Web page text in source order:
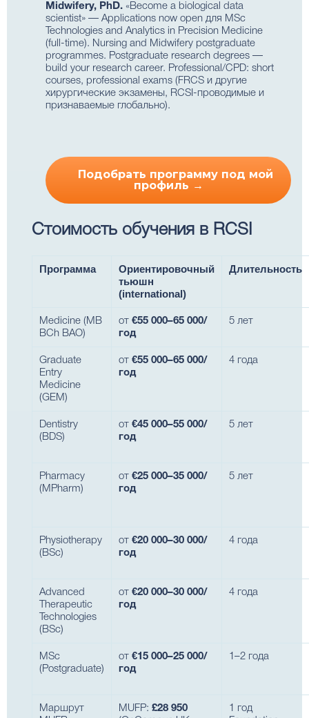
Midwifery, PhD. «Become a biological data
scientist» — Applications now open для MSc
Technologies and Analytics in Precision Medicine
(full-time). Nursing and Midwifery postgraduate
programmes. Postgraduate research degrees —
build your research career. Professional/CPD: short
courses, professional exams (FRCS и другие
хирургические экзамены, RCSI-проводимые и
признаваемые глобально).
Подобрать программу под мой
профиль →
Стоимость обучения в RCSI
Программа
Ориентировочный
тьюшн
(international)
Длительность
Medicine (MB
BCh BAO)
от €55 000–65 000/
год
5 лет
Graduate
Entry
Medicine
(GEM)
от €55 000–65 000/
год
4 года
Dentistry
(BDS)
от €45 000–55 000/
год
5 лет
Pharmacy
(MPharm)
от €25 000–35 000/
год
5 лет
Physiotherapy
(BSc)
от €20 000–30 000/
год
4 года
Advanced
Therapeutic
Technologies
(BSc)
от €20 000–30 000/
год
4 года
MSc
(Postgraduate)
от €15 000–25 000/
год
1–2 года
Маршрут
MUFP: £28 950
1 год